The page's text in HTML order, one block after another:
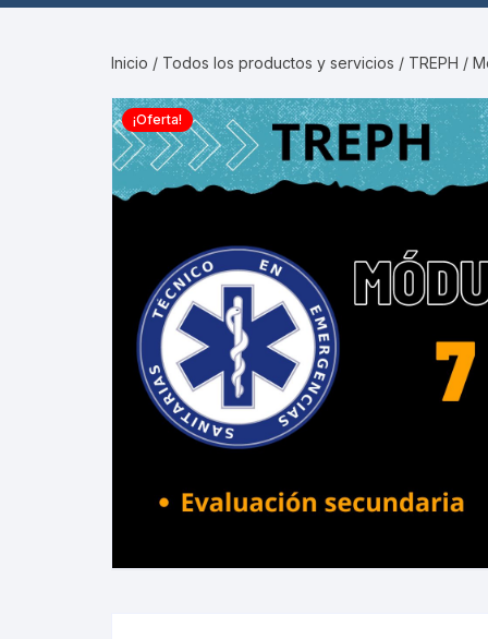
CAMPUS Y AULAS
VIRTUALES MOODLE
ADMINISTRACIÓN Y
OPTIMIZACIÓN WEB
Inicio / Todos los productos y servicios / TREPH /
¡Oferta!